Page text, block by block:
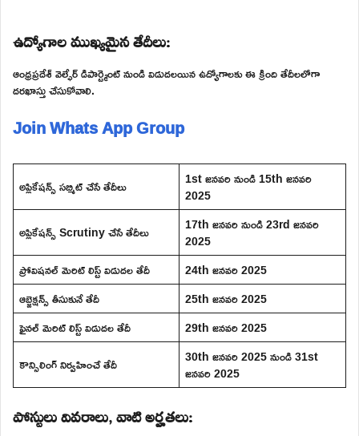
ఉద్యోగాల ముఖ్యమైన తేదీలు:
ఆంధ్రప్రదేశ్ వెల్ఫేర్ డిపార్ట్మెంట్ నుండి విడుదలయిన ఉద్యోగాలకు ఈ క్రింది తేదీలలోగా
దరఖాస్తు చేసుకోవాలి.
Join Whats App Group
అప్లికేషన్స్ సబ్మిట్ చేసే తేదీలు 1st జనవరి నుండి 15th జనవరి
2025
అప్లికేషన్స్ Scrutiny చేసే తేదీలు
17th జనవరి నుండి 23rd జనవరి
2025
ప్రోవిషనల్ మెరిట్ లిస్ట్ విడుదల తేదీ
24th జనవరి 2025
ఆబ్జెక్షన్స్ తీసుకునే తేదీ
25th జనవరి 2025
ఫైనల్ మెరిట్ లిస్ట్ విడుదల తేదీ
29th జనవరి 2025
కౌన్సిలింగ్ నిర్వహించే తేదీ
30th జనవరి 2025 నుండి 31st
జనవరి 2025
పోస్టులు వివరాలు, వాటి అర్హతలు: